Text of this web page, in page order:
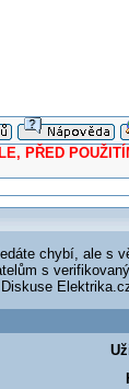
POUŽITÍM
chybí, ale s
s